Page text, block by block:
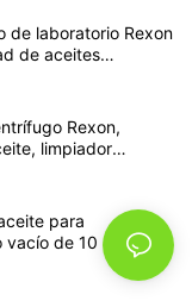
de laboratorio Rexon
de aceites
Rexon,
limpiador
transformadores de
para
vacío de 10 000
de grandes